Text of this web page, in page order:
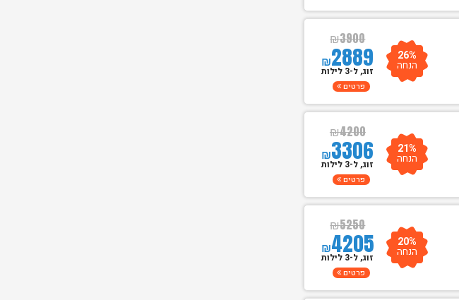
₪3900
₪2889 26%
הנחה זוג, ל-3 לילות
פרטים
₪4200
₪3306 21%
הנחה זוג, ל-3 לילות
פרטים
₪5250
₪4205 20%
הנחה זוג, ל-3 לילות
פרטים